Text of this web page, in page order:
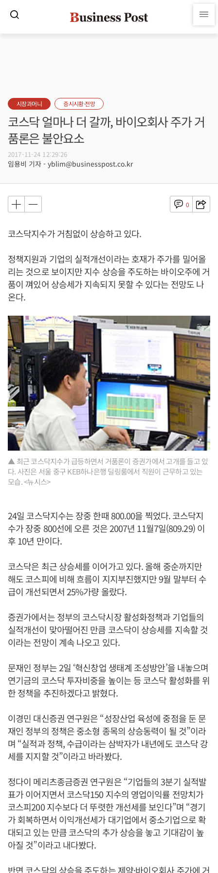
시장과머니 증시시황·전망
코스닥 얼마나 더 갈까, 바이오회사 주가 거
품론은 불안요소
2017-11-24 12:29:26
임용비 기자 - yblim@businesspost.co.kr
0
코스닥지수가 거침없이 상승하고 있다.
정책지원과 기업의 실적개선이라는 호재가 주가를 밀어올
리는 것으로 보이지만 지수 상승을 주도하는 바이오주에 거
품이 껴있어 상승세가 지속되지 못할 수 있다는 전망도 나
온다.
▲ 최근 코스닥지수가 급등하면서 거품론이 증권가에서 고개를 들고 있
다. 사진은 서울 중구 KEB하나은행 딜링룸에서 직원이 근무하고 있는
모습. <뉴시스>
24일 코스닥지수는 장중 한때 800.00을 찍었다. 코스닥지
수가 장중 800선에 오른 것은 2007년 11월7일(809.29) 이
후 10년 만이다.
코스닥은 최근 상승세를 이어가고 있다. 올해 중순까지만
해도 코스피에 비해 흐름이 지지부진했지만 9월 말부터 수
급이 개선되면서 25%가량 올랐다.
증권가에서는 정부의 코스닥시장 활성화정책과 기업들의
실적개선이 맞아떨어진 만큼 코스닥이 상승세를 지속할 것
이라는 전망이 계속 나오고 있다.
문재인 정부는 2일 ‘혁신창업 생태계 조성방안’을 내놓으며
연기금의 코스닥 투자비중을 높이는 등 코스닥 활성화를 위
한 정책을 추진하겠다고 밝혔다.
이경민 대신증권 연구원은 “성장산업 육성에 중점을 둔 문
재인 정부의 정책은 중소형 종목의 상승동력이 될 것”이라
며 “실적과 정책, 수급이라는 삼박자가 내년에도 코스닥 강
세를 지지할 것”이라고 바라봤다.
정다이 메리츠종금증권 연구원은 “기업들의 3분기 실적발
표가 이어지면서 코스닥150 지수의 영업이익률 전망치가
코스피200 지수보다 더 뚜렷한 개선세를 보인다”며 “경기
가 회복하면서 이익개선세가 대기업에서 중소기업으로 확
대되고 있는 만큼 코스닥의 추가 상승을 놓고 기대감이 높
아질 것”이라고 내다봤다.
반면 코스닥의 상승을 주도하는 제약·바이오회사 주가에 거